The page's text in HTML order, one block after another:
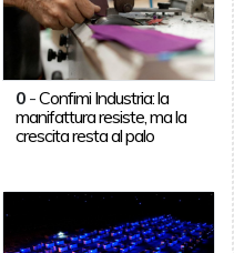
0 -Confimi Industria: la
manifattura resiste, ma la
crescita resta al palo